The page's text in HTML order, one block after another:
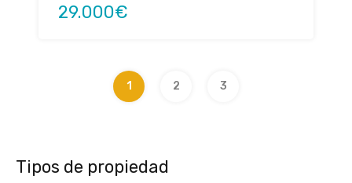
29.000€
1 2 3
Tipos de propiedad